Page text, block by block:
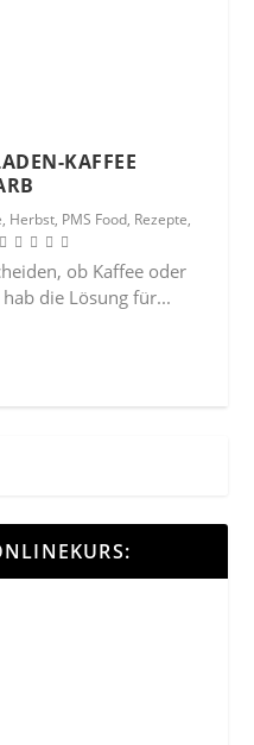
KAFFEE
, Herbst, PMS Food, Rezepte,
ob Kaffee oder
die Lösung für...